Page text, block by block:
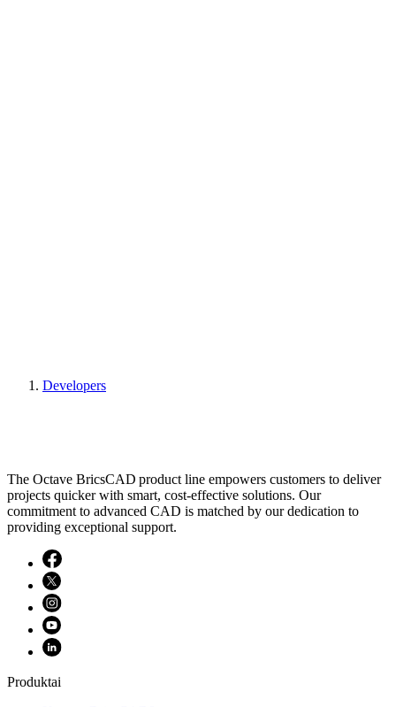
Developers
The Octave BricsCAD product line empowers customers to deliver
projects quicker with smart, cost-effective solutions. Our
commitment to advanced CAD is matched by our dedication to
providing exceptional support.
Produktai